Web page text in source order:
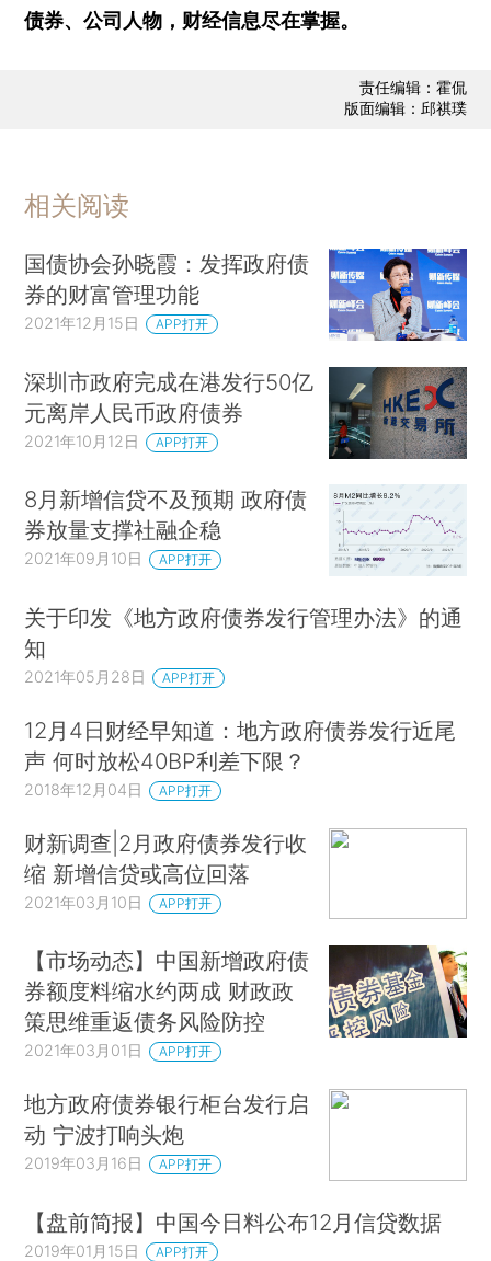
债券、公司人物，财经信息尽在掌握。
责任编辑：霍侃
版面编辑：邱祺璞
相关阅读
国债协会孙晓霞：发挥政府债
券的财富管理功能
2021年12月15日 APP打开
深圳市政府完成在港发行50亿
元离岸人民币政府债券
2021年10月12日 APP打开
8月新增信贷不及预期 政府债
券放量支撑社融企稳
2021年09月10日 APP打开
关于印发《地方政府债券发行管理办法》的通
知
2021年05月28日 APP打开
12月4日财经早知道：地方政府债券发行近尾
声 何时放松40BP利差下限？
2018年12月04日 APP打开
财新调查|2月政府债券发行收
缩 新增信贷或高位回落
2021年03月10日 APP打开
【市场动态】中国新增政府债
券额度料缩水约两成 财政政
策思维重返债务风险防控
2021年03月01日 APP打开
地方政府债券银行柜台发行启
动 宁波打响头炮
2019年03月16日 APP打开
【盘前简报】中国今日料公布12月信贷数据
2019年01月15日 APP打开